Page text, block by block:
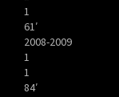
1
61′
2008-2009
1
1
84′